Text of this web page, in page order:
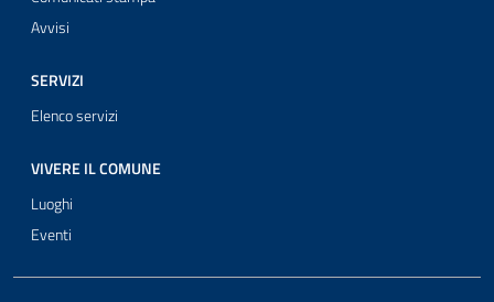
Avvisi
SERVIZI
Elenco servizi
VIVERE IL COMUNE
Luoghi
Eventi